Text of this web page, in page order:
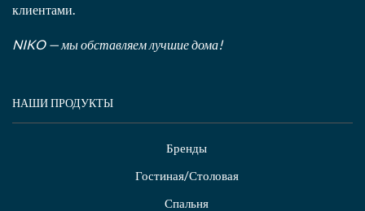
клиентами.
NIKO — мы обставляем лучшие дома!
НАШИ ПРОДУКТЫ
Бренды
Гостиная/Столовая
Спальня